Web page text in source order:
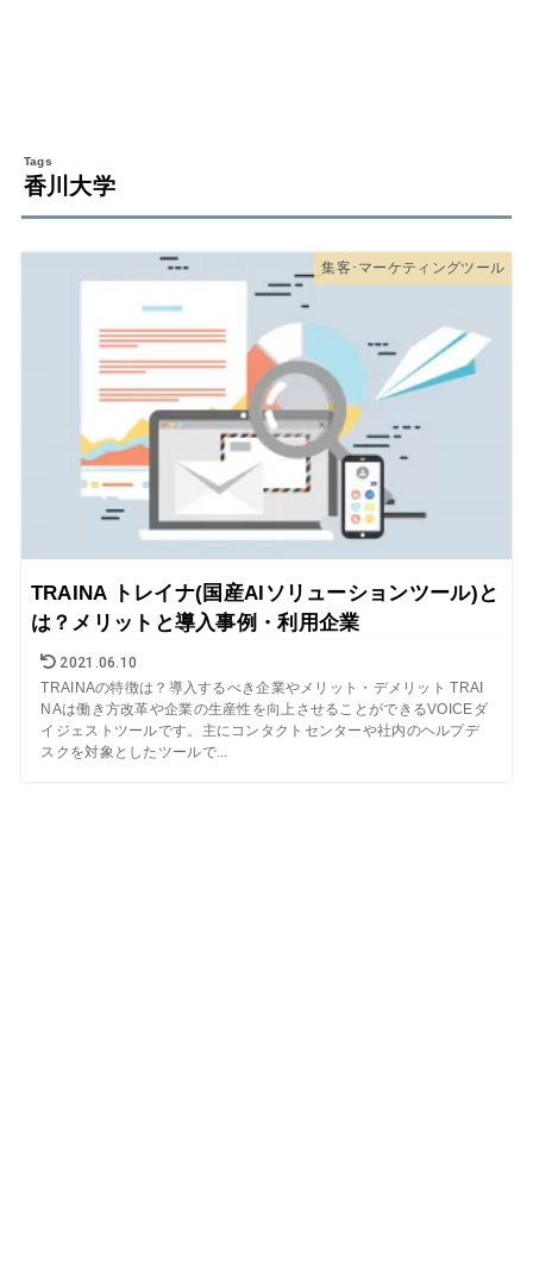
香川大学
集客･マーケティングツール
TRAINA トレイナ(国産AIソリューションツール)と
は？メリットと導入事例・利用企業
2021.06.10
TRAINAの特徴は？導入するべき企業やメリット・デメリット TRAI
NAは働き方改革や企業の生産性を向上させることができるVOICEダ
イジェストツールです。主にコンタクトセンターや社内のヘルプデ
スクを対象としたツールで...